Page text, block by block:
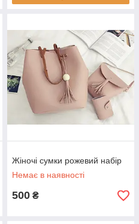
Жіночі сумки рожевий набір
Немає в наявності
500 ₴